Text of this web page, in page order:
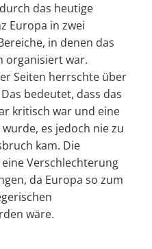
das heutige
Europa in zwei
in denen das
organisiert war.
Seiten herrschte über
bedeutet, dass das
kritisch war und eine
es jedoch nie zu
kam. Die
Verschlechterung
da Europa so zum
wäre.